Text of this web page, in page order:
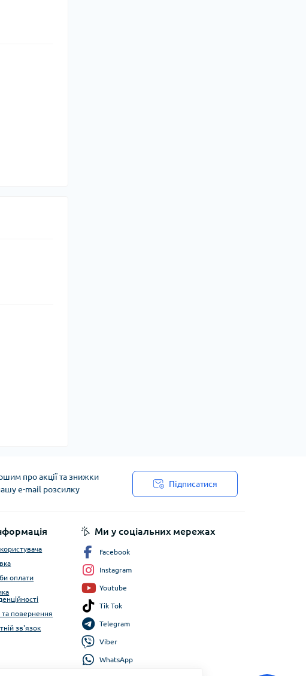
про акції та знижки
e-mail розсилку
Підписатися
оплати
повернення
зв'язок
Ми у соціальних мережах
Facebook
Instagram
Youtube
Tik Tok
Telegram
Viber
WhatsApp